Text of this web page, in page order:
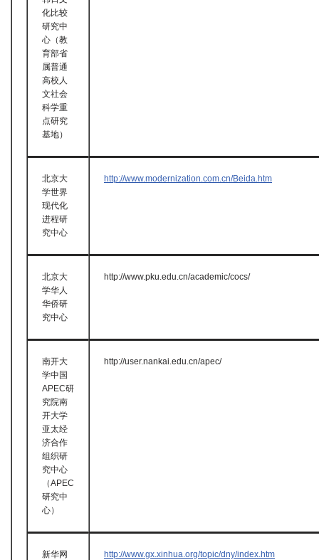
化比较
研究中
心（教
育部省
属普通
高校人
文社会
科学重
点研究
基地）
北京大
学世界
现代化
进程研
究中心
http://www.modernization.com.cn/Beida.htm
北京大
学华人
华侨研
究中心
http://www.pku.edu.cn/academic/cocs/
南开大
学中国
APEC研
究院南
开大学
亚太经
济合作
组织研
究中心
（APEC
研究中
心）
http://user.nankai.edu.cn/apec/
新华网
http://www.gx.xinhua.org/topic/dny/index.htm